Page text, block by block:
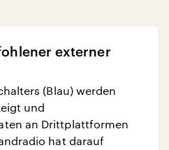
externer
(Blau) werden
und
an Drittplattformen
hat darauf